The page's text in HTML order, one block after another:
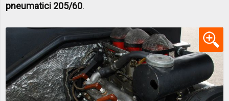
pneumatici 205/60.